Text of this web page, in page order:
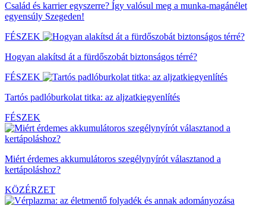
Család és karrier egyszerre? Így valósul meg a munka-magánélet
egyensúly Szegeden!
FÉSZEK
Hogyan alakítsd át a fürdőszobát biztonságos térré?
FÉSZEK
Tartós padlóburkolat titka: az aljzatkiegyenlítés
FÉSZEK
Miért érdemes akkumulátoros szegélynyírót választanod a
kertápoláshoz?
KÖZÉRZET